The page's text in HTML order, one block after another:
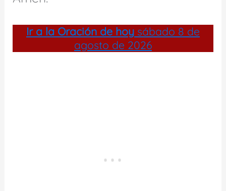
Ir a la Oración de hoy sábado 8 de
agosto de 2026